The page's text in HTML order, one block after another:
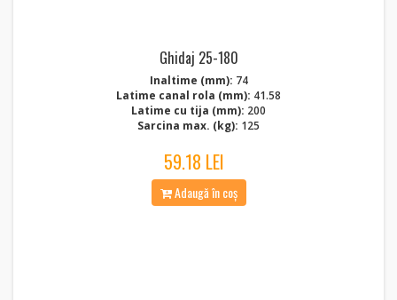
Ghidaj 25-180
Inaltime (mm): 74
Latime canal rola (mm): 41.58
Latime cu tija (mm): 200
Sarcina max. (kg): 125
59.18 LEI
Adaugă în coș